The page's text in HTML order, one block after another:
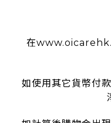
在
如使用其它貨幣付